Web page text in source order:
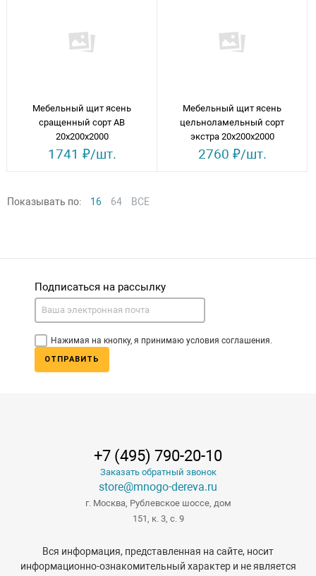
Мебельный щит ясень
сращенный сорт АВ
20х200х2000
1741 ₽/шт.
Мебельный щит ясень
цельноламельный сорт
экстра 20х200х2000
2760 ₽/шт.
Показывать по: 16 64 ВСЕ
Подписаться на рассылку
Нажимая на кнопку, я принимаю условия соглашения.
ОТПРАВИТЬ
+7 (495) 790-20-10
Заказать обратный звонок
store@mnogo-dereva.ru
г. Москва, Рублевское шоссе, дом
151, к. 3, с. 9
Вся информация, представленная на сайте, носит
информационно-ознакомительный характер и не является